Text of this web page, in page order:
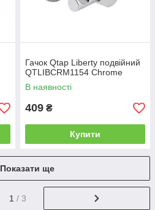
Гачок Qtap Liberty подвійний
QTLIBCRM1154 Chrome
В наявності
409 ₴
Купити
Показати ще
1 / 3